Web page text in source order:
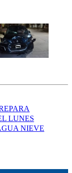
LUNES
NIEVE